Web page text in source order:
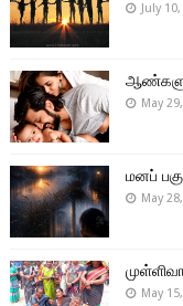
July
May
மனப்
May
May